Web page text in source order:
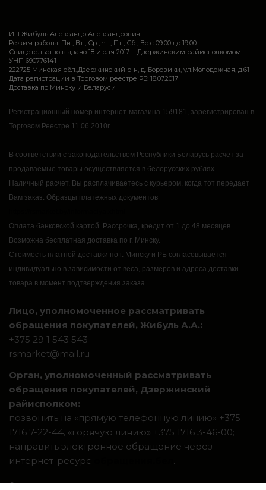
ИП Жибуль Александр Александрович
Режим работы: Пн , Вт , Ср , Чт , Пт , Сб , Вс c 09:00 до 19:00
Свидетельство выдано 18 июля 2017 г. Дзержинским райисполкомом
УНП 690776141
222725 Минская обл.,Дзержинский р-н, д. Боровики, ул.Молодежная, д.61
Дата регистрации в Торговом реестре РБ: 18.07.2017
Доставка по Минску и Беларуси
Регистрационный номер интернет-магазина 159181, зарегистрирован в
Торговом Реестре 11.06.2010г.
В соответствии с законодательством Республики Беларусь расчет за
продаваемые товары осуществляется в белорусских рублях.
Наличный расчет. Вы расплачиваетесь с курьером, когда тот передает
Вам заказ. Образцы платежных документов
Оплата банковской картой. Рассрочка, кредит от 1 до 48 месяцев.
Возможна бесплатная доставка по г. Минску.
Стоимость платной доставки по г. Минску и РБ согласовывается
индивидуально в зависимости от веса, размеров и адреса доставки
товара в момент подтверждения заказа.
Лицо, уполномоченное рассматривать
обращения покупателей, Жибуль А.А.:
+375 29 1 543 543
rsmarket@mail.ru
Орган, уполномоченный рассматривать
обращения покупателей, Дзержинский
райисполком:
позвонить на «прямую телефонную линию» +375
1716 7-22-44, «горячую линию» +375 1716 3-46-00;
направить электронное обращение через
интернет-ресурс
.
Система интернет-магазинов beseller